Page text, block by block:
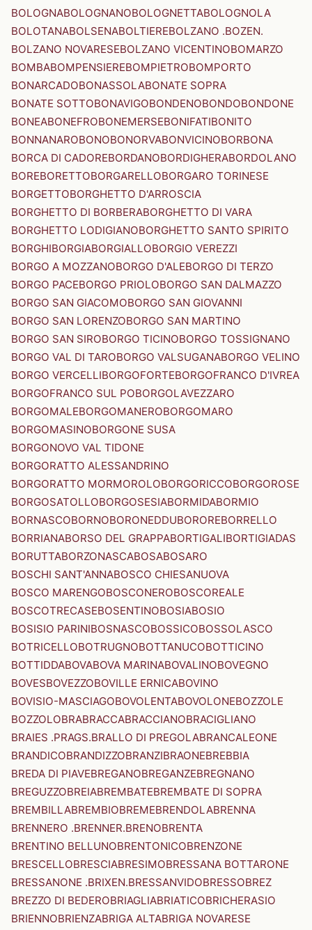
BOLOGNABOLOGNANOBOLOGNETTABOLOGNOLA
BOLOTANABOLSENABOLTIEREBOLZANO .BOZEN.
BOLZANO NOVARESEBOLZANO VICENTINOBOMARZO
BOMBABOMPENSIEREBOMPIETROBOMPORTO
BONARCADOBONASSOLABONATE SOPRA
BONATE SOTTOBONAVIGOBONDENOBONDOBONDONE
BONEABONEFROBONEMERSEBONIFATIBONITO
BONNANAROBONOBONORVABONVICINOBORBONA
BORCA DI CADOREBORDANOBORDIGHERABORDOLANO
BOREBORETTOBORGARELLOBORGARO TORINESE
BORGETTOBORGHETTO D'ARROSCIA
BORGHETTO DI BORBERABORGHETTO DI VARA
BORGHETTO LODIGIANOBORGHETTO SANTO SPIRITO
BORGHIBORGIABORGIALLOBORGIO VEREZZI
BORGO A MOZZANOBORGO D'ALEBORGO DI TERZO
BORGO PACEBORGO PRIOLOBORGO SAN DALMAZZO
BORGO SAN GIACOMOBORGO SAN GIOVANNI
BORGO SAN LORENZOBORGO SAN MARTINO
BORGO SAN SIROBORGO TICINOBORGO TOSSIGNANO
BORGO VAL DI TAROBORGO VALSUGANABORGO VELINO
BORGO VERCELLIBORGOFORTEBORGOFRANCO D'IVREA
BORGOFRANCO SUL POBORGOLAVEZZARO
BORGOMALEBORGOMANEROBORGOMARO
BORGOMASINOBORGONE SUSA
BORGONOVO VAL TIDONE
BORGORATTO ALESSANDRINO
BORGORATTO MORMOROLOBORGORICCOBORGOROSE
BORGOSATOLLOBORGOSESIABORMIDABORMIO
BORNASCOBORNOBORONEDDUBOROREBORRELLO
BORRIANABORSO DEL GRAPPABORTIGALIBORTIGIADAS
BORUTTABORZONASCABOSABOSARO
BOSCHI SANT'ANNABOSCO CHIESANUOVA
BOSCO MARENGOBOSCONEROBOSCOREALE
BOSCOTRECASEBOSENTINOBOSIABOSIO
BOSISIO PARINIBOSNASCOBOSSICOBOSSOLASCO
BOTRICELLOBOTRUGNOBOTTANUCOBOTTICINO
BOTTIDDABOVABOVA MARINABOVALINOBOVEGNO
BOVESBOVEZZOBOVILLE ERNICABOVINO
BOVISIO-MASCIAGOBOVOLENTABOVOLONEBOZZOLE
BOZZOLOBRABRACCABRACCIANOBRACIGLIANO
BRAIES .PRAGS.BRALLO DI PREGOLABRANCALEONE
BRANDICOBRANDIZZOBRANZIBRAONEBREBBIA
BREDA DI PIAVEBREGANOBREGANZEBREGNANO
BREGUZZOBREIABREMBATEBREMBATE DI SOPRA
BREMBILLABREMBIOBREMEBRENDOLABRENNA
BRENNERO .BRENNER.BRENOBRENTA
BRENTINO BELLUNOBRENTONICOBRENZONE
BRESCELLOBRESCIABRESIMOBRESSANA BOTTARONE
BRESSANONE .BRIXEN.BRESSANVIDOBRESSOBREZ
BREZZO DI BEDEROBRIAGLIABRIATICOBRICHERASIO
BRIENNOBRIENZABRIGA ALTABRIGA NOVARESE